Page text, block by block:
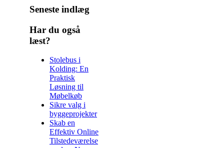
Seneste indlæg
Har du også
læst?
Stolebus i
Kolding: En
Praktisk
Løsning til
Møbelkøb
Sikre valg i
byggeprojekter
Skab en
Effektiv Online
Tilstedeværelse